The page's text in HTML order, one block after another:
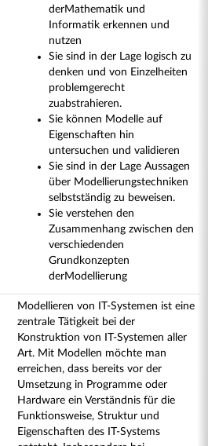
derMathematik und
Informatik erkennen und
nutzen
Sie sind in der Lage logisch zu
denken und von Einzelheiten
problemgerecht
zuabstrahieren.
Sie können Modelle auf
Eigenschaften hin
untersuchen und validieren
Sie sind in der Lage Aussagen
über Modellierungstechniken
selbstständig zu beweisen.
Sie verstehen den
Zusammenhang zwischen den
verschiedenden
Grundkonzepten
derModellierung
Modellieren von IT-Systemen ist eine
zentrale Tätigkeit bei der
Konstruktion von IT-Systemen aller
Art. Mit Modellen möchte man
erreichen, dass bereits vor der
Umsetzung in Programme oder
Hardware ein Verständnis für die
Funktionsweise, Struktur und
Eigenschaften des IT-Systems